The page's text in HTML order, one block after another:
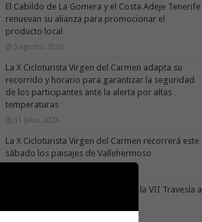
El Cabildo de La Gomera y el Costa Adeje Tenerife
renuevan su alianza para promocionar el
producto local
3 agosto, 2026
La X Cicloturista Virgen del Carmen adapta su
recorrido y horario para garantizar la seguridad
de los participantes ante la alerta por altas
temperaturas
31 julio, 2026
La X Cicloturista Virgen del Carmen recorrerá este
sábado los paisajes de Vallehermoso
Valle Gran Rey acoge este sábado la VII Travesía a